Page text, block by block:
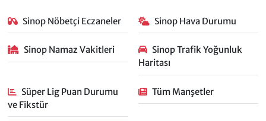
Sinop Nöbetçi Eczaneler Sinop Hava Durumu
Sinop Namaz Vakitleri
Sinop Trafik Yoğunluk
Haritası
Süper Lig Puan Durumu
ve Fikstür
Tüm Manşetler